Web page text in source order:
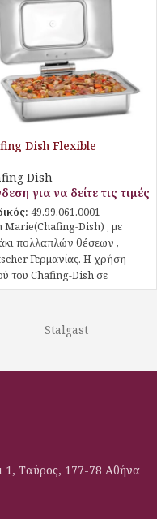
Dish Flexible
Dish
για να δείτε τις τιμές
49.99.061.0001
Marie(Chafing-Dish) , με
πολλαπλών θέσεων ,
Γερμανίας. Η χρήση
του Chafing-Dish σε
με μια επαγωγική ή
δυνατότητες. Με
τον τρόπο, η θερμοκρασία
μέσω μιας εξωτερικής
Stalgast
1, Ταύρος, 177-78 Αθήνα